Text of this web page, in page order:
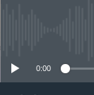
0:00